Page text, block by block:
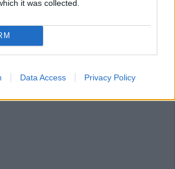
it was collected.
Data Access Privacy Policy